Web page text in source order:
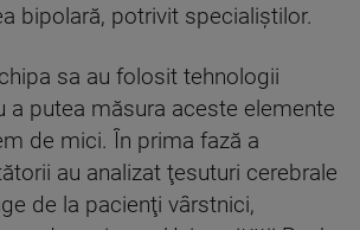
bipolară, potrivit specialiştilor.
sa au folosit tehnologii
a putea măsura aceste elemente
de mici. În prima fază a
au analizat ţesuturi cerebrale
de la pacienţi vârstnici,